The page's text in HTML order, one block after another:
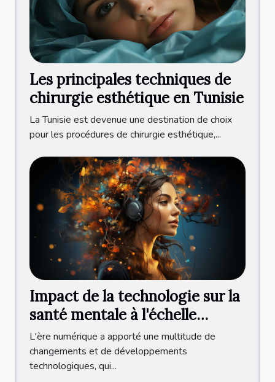
Les principales techniques de
chirurgie esthétique en Tunisie
La Tunisie est devenue une destination de choix
pour les procédures de chirurgie esthétique,...
Impact de la technologie sur la
santé mentale à l'échelle
internationale
L'ère numérique a apporté une multitude de
changements et de développements
technologiques, qui...